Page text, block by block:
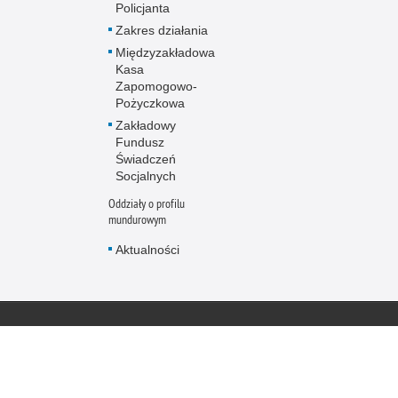
Policjanta
Zakres działania
Międzyzakładowa
Kasa
Zapomogowo-
Pożyczkowa
Zakładowy
Fundusz
Świadczeń
Socjalnych
Oddziały o profilu
mundurowym
Aktualności